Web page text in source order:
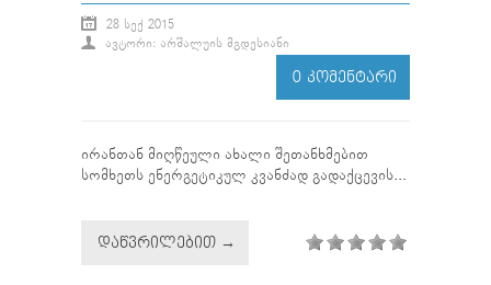
28 ᲡᲔᲥ 2015
ᲐᲕᲢᲝᲠᲘ: ᲐᲠᲨᲐᲚᲣᲘᲡ ᲛᲒᲓᲔᲡᲘᲐᲜᲘ
0 ᲙᲝᲛᲔᲜᲢᲐᲠᲘ
ირანთან მიღწეული ახალი შეთანხმებით
სომხეთს ენერგეტიკულ კვანძად გადაქცევის...
ᲓᲐᲬᲕᲠᲘᲚᲔᲑᲘᲗ →